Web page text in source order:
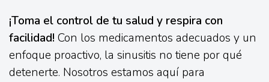
¡Toma el control de tu salud y respira con
facilidad! Con los medicamentos adecuados y un
enfoque proactivo, la sinusitis no tiene por qué
detenerte. Nosotros estamos aquí para